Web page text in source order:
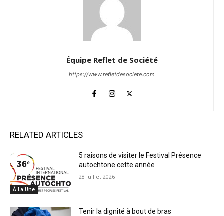
Équipe Reflet de Société
https://www.refletdesociete.com
RELATED ARTICLES
À La Une
5 raisons de visiter le Festival Présence
autochtone cette année
28 juillet 2026
Tenir la dignité à bout de bras